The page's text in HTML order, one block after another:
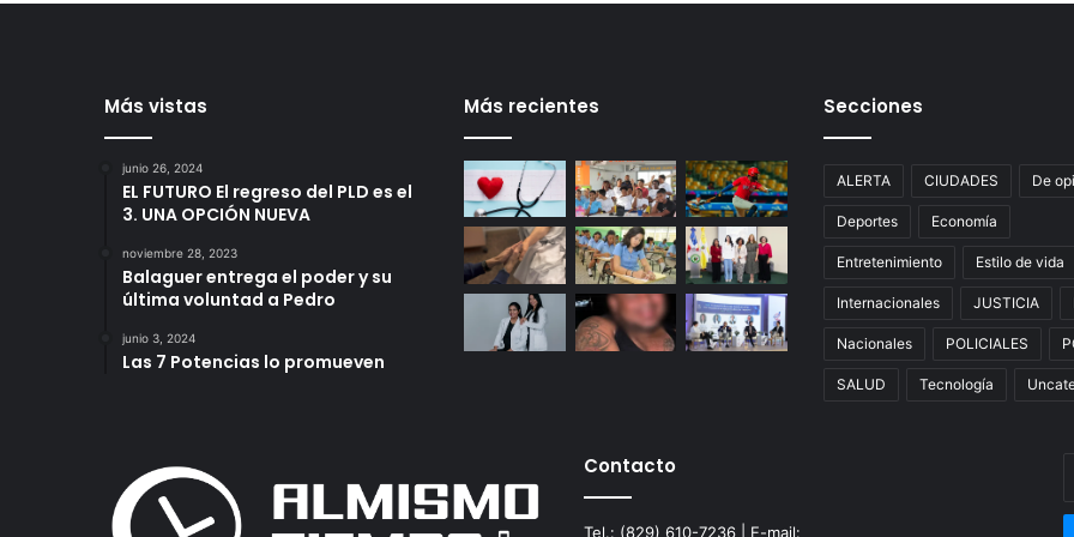
Más vistas
junio 26, 2024
EL FUTURO El regreso del PLD es el
3. UNA OPCIÓN NUEVA
noviembre 28, 2023
Balaguer entrega el poder y su
última voluntad a Pedro
junio 3, 2024
Las 7 Potencias lo promueven
Más recientes Secciones
ALERTA CIUDADES De
Deportes Economía
Entretenimiento Estilo de vida
Internacionales JUSTICIA
Nacionales POLICIALES
SALUD Tecnología
Contacto
Tel.: (829) 610-7236 | E-mail: